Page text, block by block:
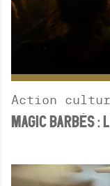
Action
MAGIC BARBÈS :